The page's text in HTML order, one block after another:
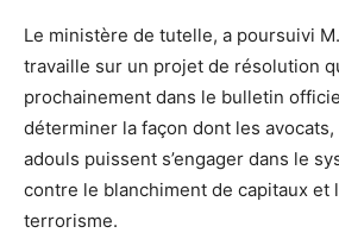
Le ministère de tutelle, a poursuivi
travaille sur un projet de résolution
prochainement dans le bulletin
déterminer la façon dont les
adouls puissent s’engager dans le
contre le blanchiment de capitaux et
terrorisme.